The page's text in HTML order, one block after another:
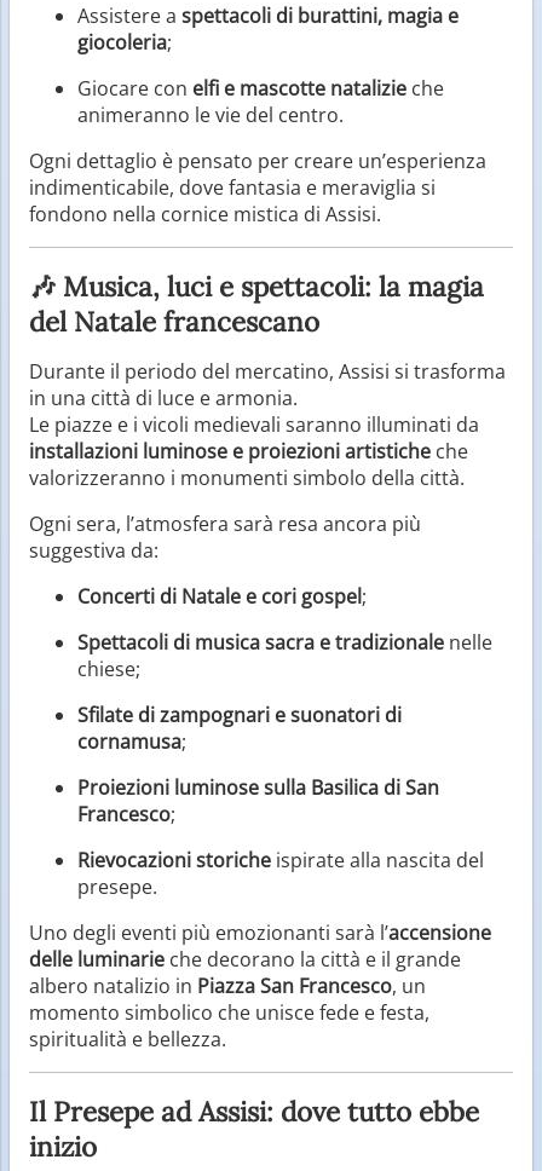
Assistere a spettacoli di burattini, magia e
giocoleria;
Giocare con elfi e mascotte natalizie che
animeranno le vie del centro.
Ogni dettaglio è pensato per creare un’esperienza
indimenticabile, dove fantasia e meraviglia si
fondono nella cornice mistica di Assisi.
🎶 Musica, luci e spettacoli: la magia
del Natale francescano
Durante il periodo del mercatino, Assisi si trasforma
in una città di luce e armonia.
Le piazze e i vicoli medievali saranno illuminati da
installazioni luminose e proiezioni artistiche che
valorizzeranno i monumenti simbolo della città.
Ogni sera, l’atmosfera sarà resa ancora più
suggestiva da:
Concerti di Natale e cori gospel;
Spettacoli di musica sacra e tradizionale nelle
chiese;
Sfilate di zampognari e suonatori di
cornamusa;
Proiezioni luminose sulla Basilica di San
Francesco;
Rievocazioni storiche ispirate alla nascita del
presepe.
Uno degli eventi più emozionanti sarà l’accensione
delle luminarie che decorano la città e il grande
albero natalizio in Piazza San Francesco, un
momento simbolico che unisce fede e festa,
spiritualità e bellezza.
Il Presepe ad Assisi: dove tutto ebbe
inizio